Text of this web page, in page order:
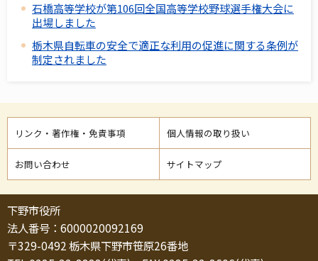
石橋高等学校が第106回全国高等学校野球選手権大会に
出場しました
栃木県自転車の安全で適正な利用の促進に関する条例が
制定されました
リンク・著作権・免責事項 個人情報の取り扱い
お問い合わせ サイトマップ
下野市役所
法人番号：6000020092169
〒329-0492 栃木県下野市笹原26番地